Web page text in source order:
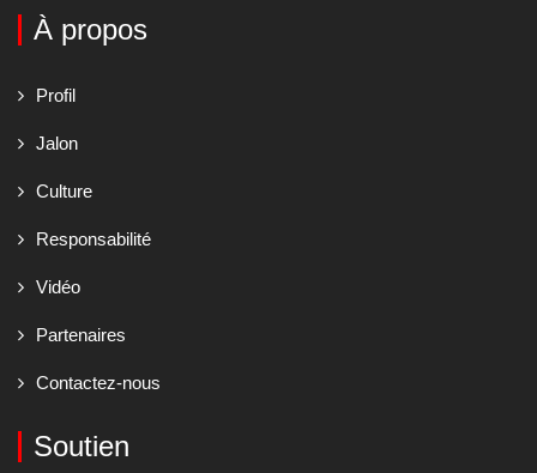
À propos
Profil
Jalon
Culture
Responsabilité
Vidéo
Partenaires
Contactez-nous
Soutien